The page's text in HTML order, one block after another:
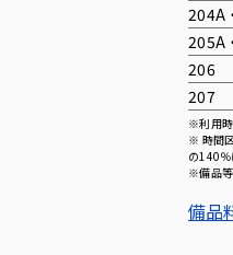
204A
205A
206
207
※利用時
※ 時間
の140
※備品等
備品